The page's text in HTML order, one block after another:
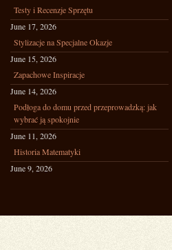
Testy i Recenzje Sprzętu
June 17, 2026
Stylizacje na Specjalne Okazje
June 15, 2026
Zapachowe Inspiracje
June 14, 2026
Podłoga do domu przed przeprowadzką: jak
wybrać ją spokojnie
June 11, 2026
Historia Matematyki
June 9, 2026